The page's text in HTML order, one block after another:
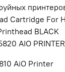
Cartridge For
BLACK
AIO PRINTER
AiO Printer